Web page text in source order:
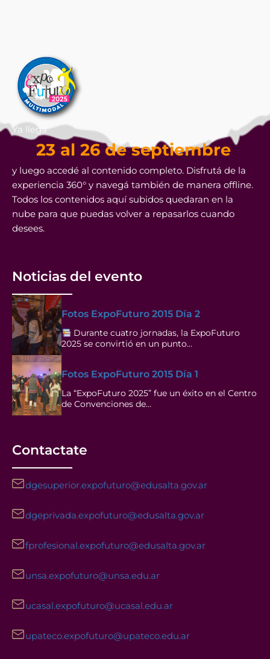
Ya llega
23 al 26 de septiembre
y luego accedé al contenido completo. Disfrutá de la
experiencia 360° y navegá también de manera offline.
Todos los contenidos aquí subidos quedaran en la
nube para que puedas volver a repasarlos cuando
desees.
Noticias del evento
Fotos ExpoFuturo 2015 Día 2
Durante cuatro jornadas, la ExpoFuturo
2025 se convirtió en un punto…
Fotos ExpoFuturo 2015 Día 1
La “ExpoFuturo 2025” fue un éxito en el Centro
de Convenciones de…
Contactate
dgesuperior.expofuturo@edusalta.gov.ar
dgeprivada.expofuturo@edusalta.gov.ar
fprofesional.expofuturo@edusalta.gov.ar
unsa.expofuturo@unsa.edu.ar
ucasal.expofuturo@ucasal.edu.ar
upateco.expofuturo@upateco.edu.ar